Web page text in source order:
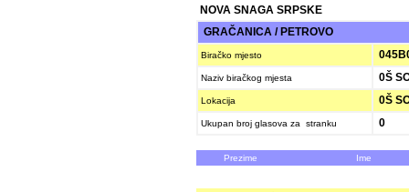
NOVA SNAGA SRPSKE
GRAČANICA / PETROVO
Biračko mjesto
Naziv biračkog mjesta 0Š
Lokacija 0Š
Ukupan broj glasova za stranku 0
Prezime Ime